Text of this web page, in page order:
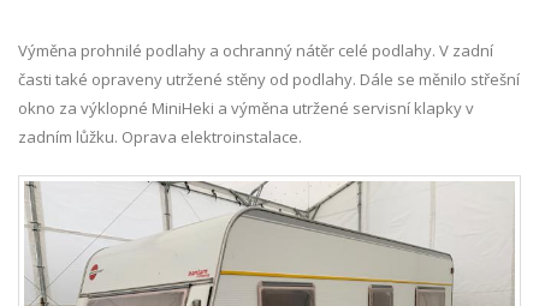
Výměna prohnilé podlahy a ochranný nátěr celé podlahy. V zadní
časti také opraveny utržené stěny od podlahy. Dále se měnilo střešní
okno za výklopné MiniHeki a výměna utržené servisní klapky v
zadním lůžku. Oprava elektroinstalace.